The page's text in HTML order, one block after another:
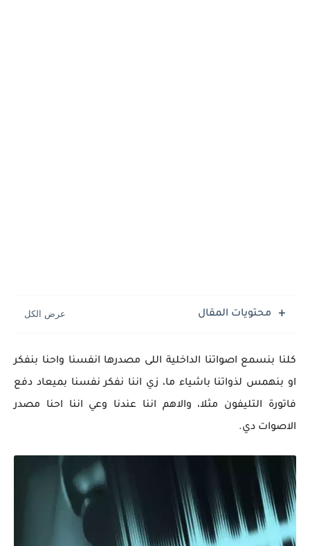
محتويات المقال
كلنا بنسمع اصواتنا الداخلية اللى مصدرها انفسنا واحنا بنفكر
او بنهمس لذواتنا باشياء ما، زي اننا نفكر نفسنا بميعاد دفع
فاتورة التليفون مثلا، والاهم اننا عندنا وعي اننا احنا مصدر
الاصوات دي.